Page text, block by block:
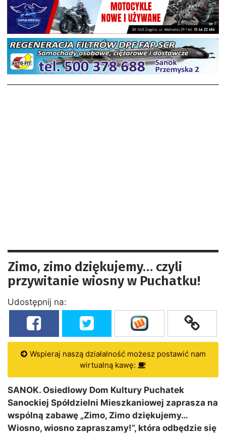
Zimo, zimo dziękujemy… czyli
przywitanie wiosny w Puchatku!
Udostępnij na:
Wspieraj naszą działalność możesz postawić nam
wirtualną kawę:
SANOK. Osiedlowy Dom Kultury Puchatek
Sanockiej Spółdzielni Mieszkaniowej zaprasza na
wspólną zabawę „Zimo, Zimo dziękujemy…
Wiosno, wiosno zapraszamy!”, która odbędzie się